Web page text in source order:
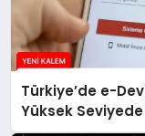
Türkiye’de e-
Yüksek Seviyede